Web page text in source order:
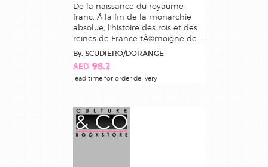
De la naissance du royaume
franc, Ã la fin de la monarchie
absolue, l'histoire des rois et des
reines de France tÃ©moigne de...
By: SCUDIERO/DORANGE
AED 98.2
lead time for order delivery